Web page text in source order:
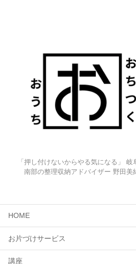
「押し付けないからやる気になる」 岐
南部の整理収納アドバイザー 野田美
HOME
お片づけサービス
講座